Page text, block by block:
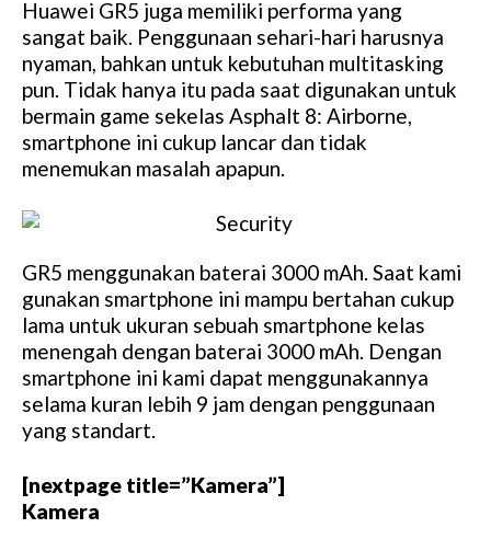
Huawei GR5 juga memiliki performa yang
sangat baik. Penggunaan sehari-hari harusnya
nyaman, bahkan untuk kebutuhan multitasking
pun. Tidak hanya itu pada saat digunakan untuk
bermain game sekelas Asphalt 8: Airborne,
smartphone ini cukup lancar dan tidak
menemukan masalah apapun.
GR5 menggunakan baterai 3000 mAh. Saat kami
gunakan smartphone ini mampu bertahan cukup
lama untuk ukuran sebuah smartphone kelas
menengah dengan baterai 3000 mAh. Dengan
smartphone ini kami dapat menggunakannya
selama kuran lebih 9 jam dengan penggunaan
yang standart.
[nextpage title=”Kamera”]
Kamera